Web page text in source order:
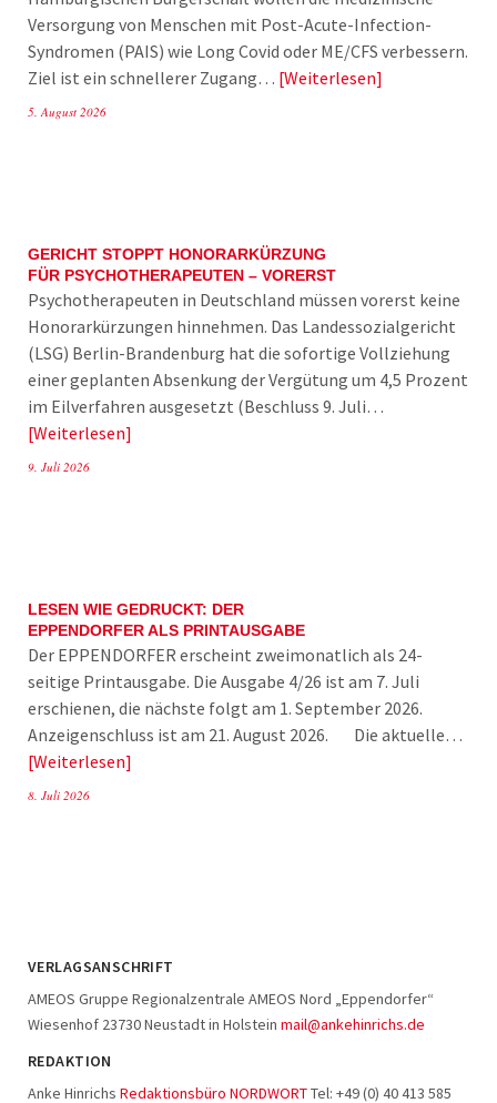
Versorgung von Menschen mit Post-Acute-Infection-
Syndromen (PAIS) wie Long Covid oder ME/CFS verbessern.
Ziel ist ein schnellerer Zugang… Weiterlesen
5. August 2026
GERICHT STOPPT HONORARKÜRZUNG
FÜR PSYCHOTHERAPEUTEN – VORERST
Psychotherapeuten in Deutschland müssen vorerst keine
Honorarkürzungen hinnehmen. Das Landessozialgericht
(LSG) Berlin-Brandenburg hat die sofortige Vollziehung
einer geplanten Absenkung der Vergütung um 4,5 Prozent
im Eilverfahren ausgesetzt (Beschluss 9. Juli…
Weiterlesen
9. Juli 2026
LESEN WIE GEDRUCKT: DER
EPPENDORFER ALS PRINTAUSGABE
Der EPPENDORFER erscheint zweimonatlich als 24-
seitige Printausgabe. Die Ausgabe 4/26 ist am 7. Juli
erschienen, die nächste folgt am 1. September 2026.
Anzeigenschluss ist am 21. August 2026. Die aktuelle…
Weiterlesen
8. Juli 2026
VERLAGSANSCHRIFT
AMEOS Gruppe Regionalzentrale AMEOS Nord „Eppendorfer“
Wiesenhof 23730 Neustadt in Holstein mail@ankehinrichs.de
REDAKTION
Anke Hinrichs Redaktionsbüro NORDWORTTel: +49 (0) 40 413 585